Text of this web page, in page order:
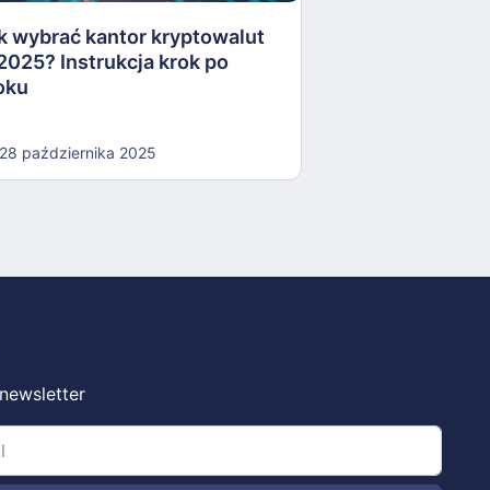
wybrać kantor kryptowalut
Instrukcja krok po
28 października 2025